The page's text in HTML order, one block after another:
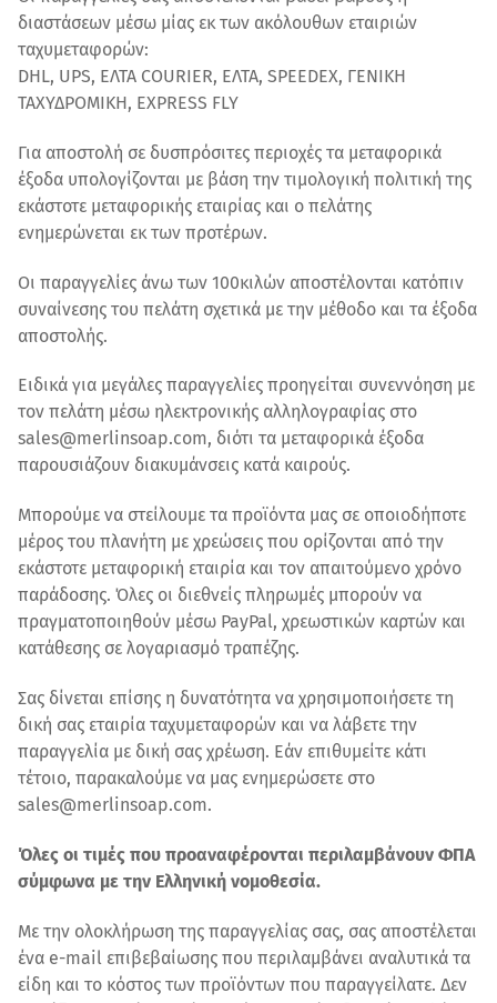
διαστάσεων μέσω μίας εκ των ακόλουθων εταιριών
ταχυμεταφορών:
DHL, UPS, ΕΛΤΑ COURIER, ΕΛΤΑ, SPEEDEX, ΓΕΝΙΚΗ
ΤΑΧΥΔΡΟΜΙΚΗ, EXPRESS FLY
Για αποστολή σε δυσπρόσιτες περιοχές τα μεταφορικά
έξοδα υπολογίζονται με βάση την τιμολογική πολιτική της
εκάστοτε μεταφορικής εταιρίας και ο πελάτης
ενημερώνεται εκ των προτέρων.
Οι παραγγελίες άνω των 100κιλών αποστέλονται κατόπιν
συναίνεσης του πελάτη σχετικά με την μέθοδο και τα έξοδα
αποστολής.
Ειδικά για μεγάλες παραγγελίες προηγείται συνεννόηση με
τον πελάτη μέσω ηλεκτρονικής αλληλογραφίας στο
sales@merlinsoap.com, διότι τα μεταφορικά έξοδα
παρουσιάζουν διακυμάνσεις κατά καιρούς.
Μπορούμε να στείλουμε τα προϊόντα μας σε οποιοδήποτε
μέρος του πλανήτη με χρεώσεις που ορίζονται από την
εκάστοτε μεταφορική εταιρία και τον απαιτούμενο χρόνο
παράδοσης. Όλες οι διεθνείς πληρωμές μπορούν να
πραγματοποιηθούν μέσω PayPal, χρεωστικών καρτών και
κατάθεσης σε λογαριασμό τραπέζης.
Σας δίνεται επίσης η δυνατότητα να χρησιμοποιήσετε τη
δική σας εταιρία ταχυμεταφορών και να λάβετε την
παραγγελία με δική σας χρέωση. Εάν επιθυμείτε κάτι
τέτοιο, παρακαλούμε να μας ενημερώσετε στο
sales@merlinsoap.com.
Όλες οι τιμές που προαναφέρονται περιλαμβάνουν ΦΠΑ
σύμφωνα με την Ελληνική νομοθεσία.
Με την ολοκλήρωση της παραγγελίας σας, σας αποστέλεται
ένα e-mail επιβεβαίωσης που περιλαμβάνει αναλυτικά τα
είδη και το κόστος των προϊόντων που παραγγείλατε. Δεν